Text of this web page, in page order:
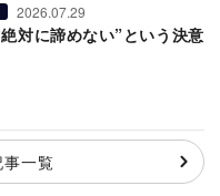
2026.07.29
対に諦めない”という決意
一覧